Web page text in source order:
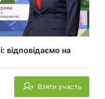
відповідаємо на
Взяти участь